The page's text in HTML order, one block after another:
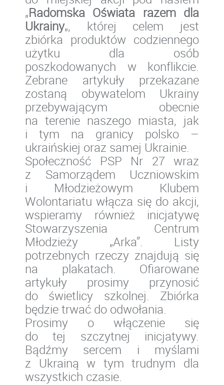
„Radomska Oświata razem dla
Ukrainy„, której celem jest
zbiórka produktów codziennego
użytku dla osób
poszkodowanych w konflikcie.
Zebrane artykuły przekazane
zostaną obywatelom Ukrainy
przebywającym obecnie
na terenie naszego miasta, jak
i tym na granicy polsko –
ukraińskiej oraz samej Ukrainie.
Społeczność PSP Nr 27 wraz
z Samorządem Uczniowskim
i Młodzieżowym Klubem
Wolontariatu włącza się do akcji,
wspieramy również inicjatywę
Stowarzyszenia Centrum
Młodzieży „Arka”. Listy
potrzebnych rzeczy znajdują się
na plakatach. Ofiarowane
artykuły prosimy przynosić
do świetlicy szkolnej. Zbiórka
będzie trwać do odwołania.
Prosimy o włączenie się
do tej szczytnej inicjatywy.
Bądźmy sercem i myślami
z Ukrainą w tym trudnym dla
wszystkich czasie.